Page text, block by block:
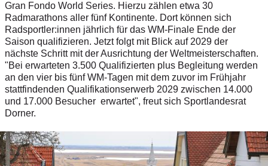
Gran Fondo World Series. Hierzu zählen etwa 30
Radmarathons aller fünf Kontinente. Dort können sich
Radsportler:innen jährlich für das WM-Finale Ende der
Saison qualifizieren. Jetzt folgt mit Blick auf 2029 der
nächste Schritt mit der Ausrichtung der Weltmeisterschaften.
"Bei erwarteten 3.500 Qualifizierten plus Begleitung werden
an den vier bis fünf WM-Tagen mit dem zuvor im Frühjahr
stattfindenden Qualifikationserwerb 2029 zwischen 14.000
und 17.000 Besucher erwartet", freut sich Sportlandesrat
Dorner.